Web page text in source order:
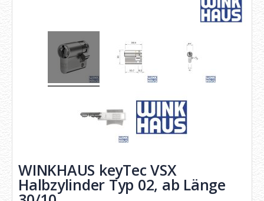
WINKHAUS keyTec VSX
Halbzylinder Typ 02, ab Länge